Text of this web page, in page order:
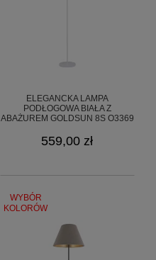
ELEGANCKA LAMPA
PODŁOGOWA BIAŁA Z
ABAŻUREM GOLDSUN 8S O3369
559,00 zł
WYBÓR
KOLORÓW